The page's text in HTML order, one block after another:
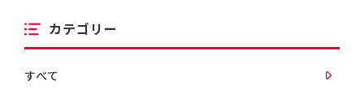
カテゴリー
すべて